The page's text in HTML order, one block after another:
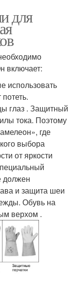
для
включает:
использовать
глаз . Защитный
тока. Поэтому
где
выбора
от яркости
должен
и защита шеи
Обувь на
верхом .